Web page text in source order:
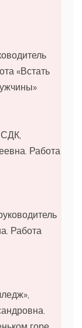
«Встать
Работа
Работа